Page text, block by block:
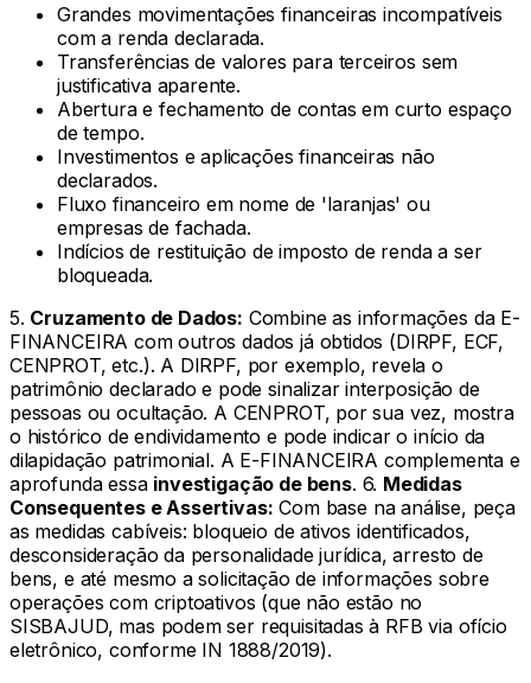
Grandes movimentações financeiras incompatíveis
com a renda declarada.
Transferências de valores para terceiros sem
justificativa aparente.
Abertura e fechamento de contas em curto espaço
de tempo.
Investimentos e aplicações financeiras não
declarados.
Fluxo financeiro em nome de 'laranjas' ou
empresas de fachada.
Indícios de restituição de imposto de renda a ser
bloqueada.
5. Cruzamento de Dados: Combine as informações da E-
FINANCEIRA com outros dados já obtidos (DIRPF, ECF,
CENPROT, etc.). A DIRPF, por exemplo, revela o
patrimônio declarado e pode sinalizar interposição de
pessoas ou ocultação. A CENPROT, por sua vez, mostra
o histórico de endividamento e pode indicar o início da
dilapidação patrimonial. A E-FINANCEIRA complementa e
aprofunda essa investigação de bens. 6. Medidas
Consequentes e Assertivas: Com base na análise, peça
as medidas cabíveis: bloqueio de ativos identificados,
desconsideração da personalidade jurídica, arresto de
bens, e até mesmo a solicitação de informações sobre
operações com criptoativos (que não estão no
SISBAJUD, mas podem ser requisitadas à RFB via ofício
eletrônico, conforme IN 1888/2019).